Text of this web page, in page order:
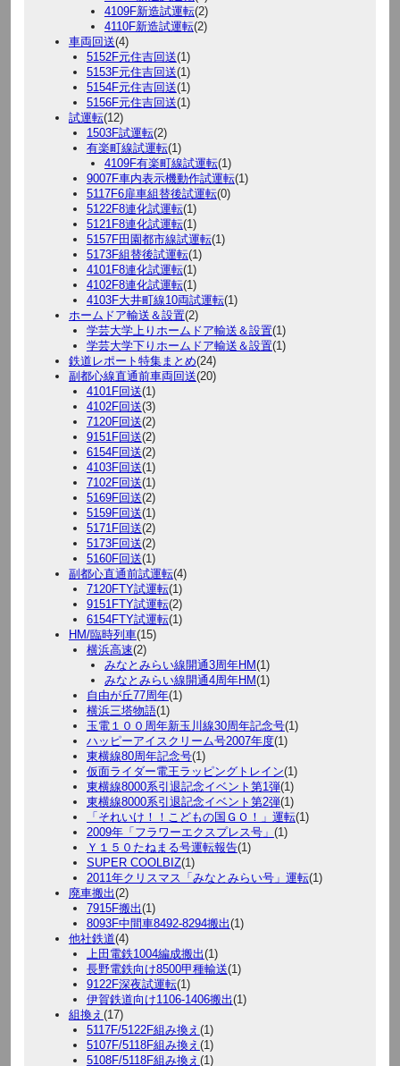
4109F新造試運転(2)
4110F新造試運転(2)
車両回送(4)
5152F元住吉回送(1)
5153F元住吉回送(1)
5154F元住吉回送(1)
5156F元住吉回送(1)
試運転(12)
1503F試運転(2)
有楽町線試運転(1)
4109F有楽町線試運転(1)
9007F車内表示機動作試運転(1)
5117F6扉車組替後試運転(0)
5122F8連化試運転(1)
5121F8連化試運転(1)
5157F田園都市線試運転(1)
5173F組替後試運転(1)
4101F8連化試運転(1)
4102F8連化試運転(1)
4103F大井町線10両試運転(1)
ホームドア輸送＆設置(2)
学芸大学上りホームドア輸送＆設置(1)
学芸大学下りホームドア輸送＆設置(1)
鉄道レポート特集まとめ(24)
副都心線直通前車両回送(20)
4101F回送(1)
4102F回送(3)
7120F回送(2)
9151F回送(2)
6154F回送(2)
4103F回送(1)
7102F回送(1)
5169F回送(2)
5159F回送(1)
5171F回送(2)
5173F回送(2)
5160F回送(1)
副都心直通前試運転(4)
7120FTY試運転(1)
9151FTY試運転(2)
6154FTY試運転(1)
HM/臨時列車(15)
横浜高速(2)
みなとみらい線開通3周年HM(1)
みなとみらい線開通4周年HM(1)
自由が丘77周年(1)
横浜三塔物語(1)
玉電１００周年新玉川線30周年記念号(1)
ハッピーアイスクリーム号2007年度(1)
東横線80周年記念号(1)
仮面ライダー電王ラッピングトレイン(1)
東横線8000系引退記念イベント第1弾(1)
東横線8000系引退記念イベント第2弾(1)
「それいけ！！こどもの国ＧＯ！」運転(1)
2009年「フラワーエクスプレス号」 (1)
Ｙ１５０たねまる号運転報告(1)
SUPER COOLBIZ(1)
2011年クリスマス「みなとみらい号」運転(1)
廃車搬出(2)
7915F搬出(1)
8093F中間車8492-8294搬出(1)
他社鉄道(4)
上田電鉄1004編成搬出(1)
長野電鉄向け8500甲種輸送(1)
9122F深夜試運転(1)
伊賀鉄道向け1106-1406搬出(1)
組換え (17)
5117F/5122F組み換え (1)
5107F/5118F組み換え (1)
5108F/5118F組み換え (1)